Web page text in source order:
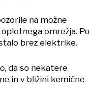
na možne
omrežja. Po
brez elektrike.
da so nekatere
in v bližini kemične